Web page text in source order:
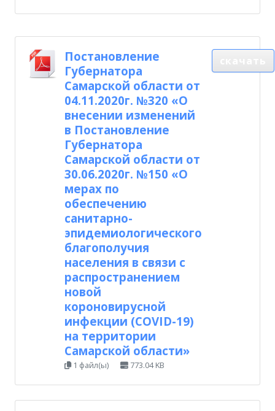
Постановление
Губернатора
Самарской области от
04.11.2020г. №320 «О
внесении изменений
в Постановление
Губернатора
Самарской области от
30.06.2020г. №150 «О
мерах по
обеспечению
санитарно-
эпидемиологического
благополучия
населения в связи с
распространением
новой
короновирусной
инфекции (COVID-19)
на территории
Самарской области»
1 файл(ы) 773.04 KB